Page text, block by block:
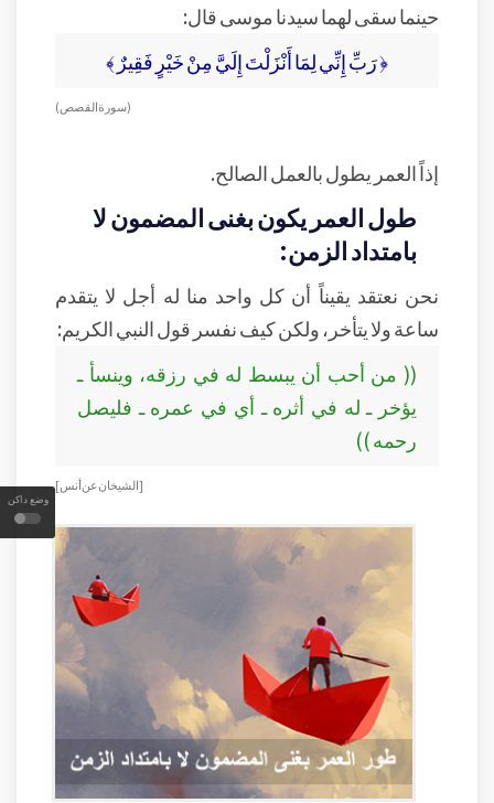
وضع داكن
حينما سقى لهما سيدنا موسى قال:
﴿ رَبِّ إِنِّي لِمَا أَنْزَلْتَ إِلَيَّ مِنْ خَيْرٍ فَقِيرٌ ﴾
( سورة القصص )
إذاً العمر يطول بالعمل الصالح.
طول العمر يكون بغنى المضمون لا
بامتداد الزمن:
نحن نعتقد يقيناً أن كل واحد منا له أجل لا يتقدم
ساعة ولا يتأخر، ولكن كيف نفسر قول النبي الكريم:
(( من أحب أن يبسط له في رزقه، وينسأ ـ
يؤخر ـ له في أثره ـ أي في عمره ـ فليصل
رحمه ))
[الشيخان عن أنس]